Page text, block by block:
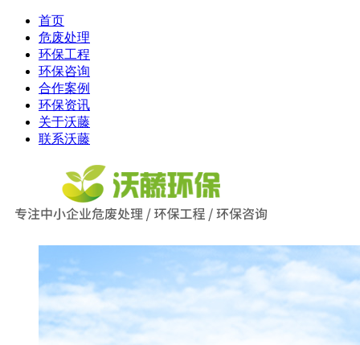
首页
危废处理
环保工程
环保咨询
合作案例
环保资讯
关于沃藤
联系沃藤